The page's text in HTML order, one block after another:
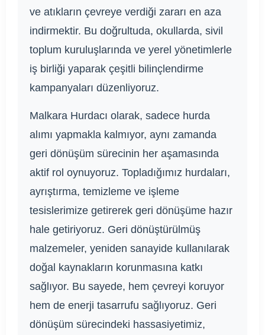
ve atıkların çevreye verdiği zararı en aza
indirmektir. Bu doğrultuda, okullarda, sivil
toplum kuruluşlarında ve yerel yönetimlerle
iş birliği yaparak çeşitli bilinçlendirme
kampanyaları düzenliyoruz.
Malkara Hurdacı olarak, sadece hurda
alımı yapmakla kalmıyor, aynı zamanda
geri dönüşüm sürecinin her aşamasında
aktif rol oynuyoruz. Topladığımız hurdaları,
ayrıştırma, temizleme ve işleme
tesislerimize getirerek geri dönüşüme hazır
hale getiriyoruz. Geri dönüştürülmüş
malzemeler, yeniden sanayide kullanılarak
doğal kaynakların korunmasına katkı
sağlıyor. Bu sayede, hem çevreyi koruyor
hem de enerji tasarrufu sağlıyoruz. Geri
dönüşüm sürecindeki hassasiyetimiz,